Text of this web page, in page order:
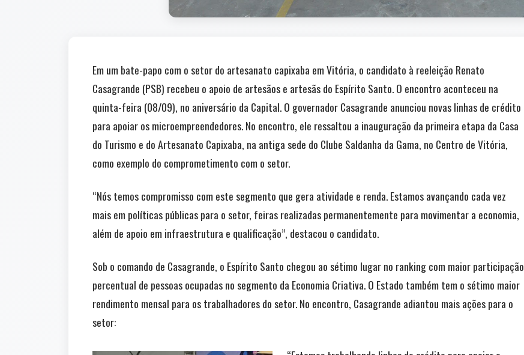
Em um bate-papo com o setor do artesanato capixaba em Vitória, o candidato à reeleição Renato
Casagrande (PSB) recebeu o apoio de artesãos e artesãs do Espírito Santo. O encontro aconteceu na
quinta-feira (08/09), no aniversário da Capital. O governador Casagrande anunciou novas linhas de crédito
para apoiar os microempreendedores. No encontro, ele ressaltou a inauguração da primeira etapa da Casa
do Turismo e do Artesanato Capixaba, na antiga sede do Clube Saldanha da Gama, no Centro de Vitória,
como exemplo do comprometimento com o setor.
“Nós temos compromisso com este segmento que gera atividade e renda. Estamos avançando cada vez
mais em políticas públicas para o setor, feiras realizadas permanentemente para movimentar a economia,
além de apoio em infraestrutura e qualificação”, destacou o candidato.
Sob o comando de Casagrande, o Espírito Santo chegou ao sétimo lugar no ranking com maior participação
percentual de pessoas ocupadas no segmento da Economia Criativa. O Estado também tem o sétimo maior
rendimento mensal para os trabalhadores do setor. No encontro, Casagrande adiantou mais ações para o
setor: